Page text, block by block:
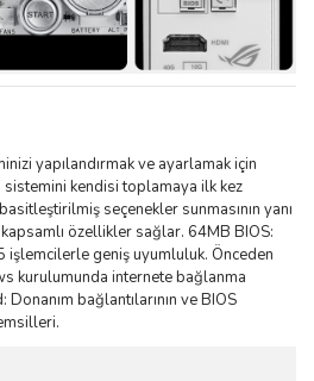
yapılandırmak ve ayarlamak için
sistemini kendisi toplamaya ilk kez
seçenekler sunmasının yanı
özellikler sağlar. 64MB BIOS:
işlemcilerle geniş uyumluluk. Önceden
kurulumunda internete bağlanma
bağlantılarının ve BIOS